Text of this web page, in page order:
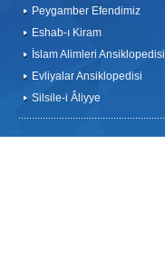
Peygamber Efendimiz
Eshab-ı Kiram
İslam Alimleri Ansiklopedisi
Evliyalar Ansiklopedisi
Silsile-i Âliyye